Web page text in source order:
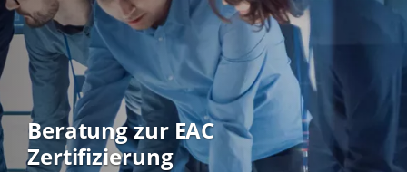
Beratung zur EAC
Zertifizierung